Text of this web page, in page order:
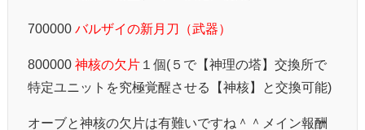
700000 バルザイの新月刀（武器）
800000 神核の欠片 １個(５で【神理の塔】交換所で
特定ユニットを究極覚醒させる【神核】と交換可能)
オーブと神核の欠片は有難いですね＾＾メイン報酬